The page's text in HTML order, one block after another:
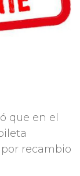
que en el
recambio